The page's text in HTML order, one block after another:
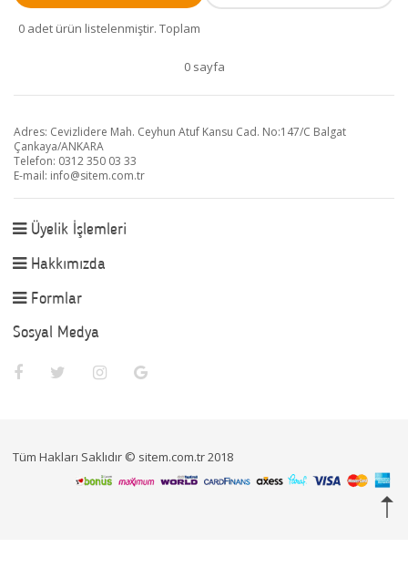
0 adet ürün listelenmiştir. Toplam
0 sayfa
Adres: Cevizlidere Mah. Ceyhun Atuf Kansu Cad. No:147/C Balgat
Çankaya/ANKARA
Telefon: 0312 350 03 33
E-mail: info@sitem.com.tr
Üyelik İşlemleri
Hakkımızda
Formlar
Sosyal Medya
Tüm Hakları Saklıdır © sitem.com.tr 2018